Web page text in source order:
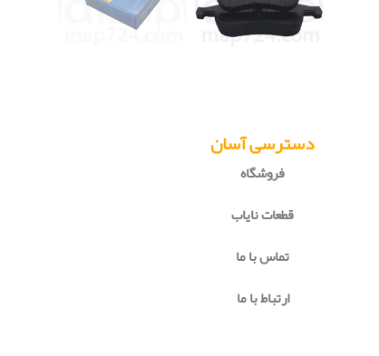
دسترسی آسان
فروشگاه
قطعات نایاب
تماس با ما
ارتباط با ما